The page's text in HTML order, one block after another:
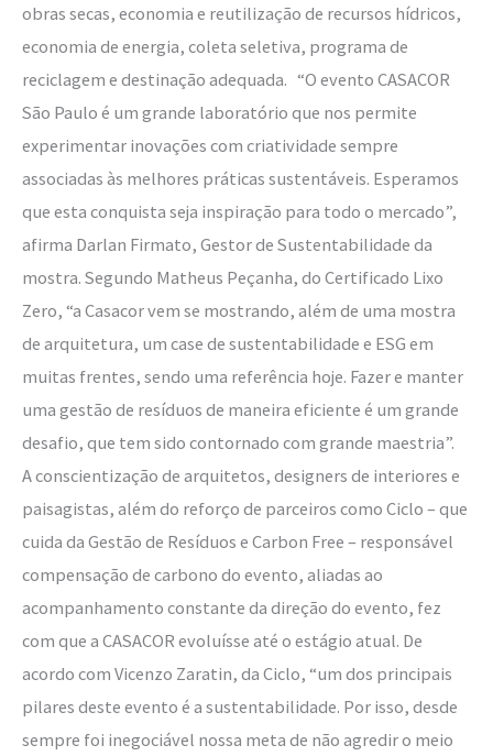
obras secas, economia e reutilização de recursos hídricos,
economia de energia, coleta seletiva, programa de
reciclagem e destinação adequada. “O evento CASACOR
São Paulo é um grande laboratório que nos permite
experimentar inovações com criatividade sempre
associadas às melhores práticas sustentáveis. Esperamos
que esta conquista seja inspiração para todo o mercado”,
afirma Darlan Firmato, Gestor de Sustentabilidade da
mostra. Segundo Matheus Peçanha, do Certificado Lixo
Zero, “a Casacor vem se mostrando, além de uma mostra
de arquitetura, um case de sustentabilidade e ESG em
muitas frentes, sendo uma referência hoje. Fazer e manter
uma gestão de resíduos de maneira eficiente é um grande
desafio, que tem sido contornado com grande maestria”.
A conscientização de arquitetos, designers de interiores e
paisagistas, além do reforço de parceiros como Ciclo – que
cuida da Gestão de Resíduos e Carbon Free – responsável
compensação de carbono do evento, aliadas ao
acompanhamento constante da direção do evento, fez
com que a CASACOR evoluísse até o estágio atual. De
acordo com Vicenzo Zaratin, da Ciclo, “um dos principais
pilares deste evento é a sustentabilidade. Por isso, desde
sempre foi inegociável nossa meta de não agredir o meio